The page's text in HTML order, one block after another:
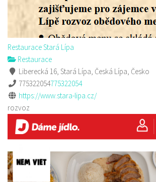
Restaurace Stará Lípa
Restaurace
Liberecká 16, Stará Lípa, Česká Lípa, Česko
775322054775322054
https://www.stara-lipa.cz/
rozvoz